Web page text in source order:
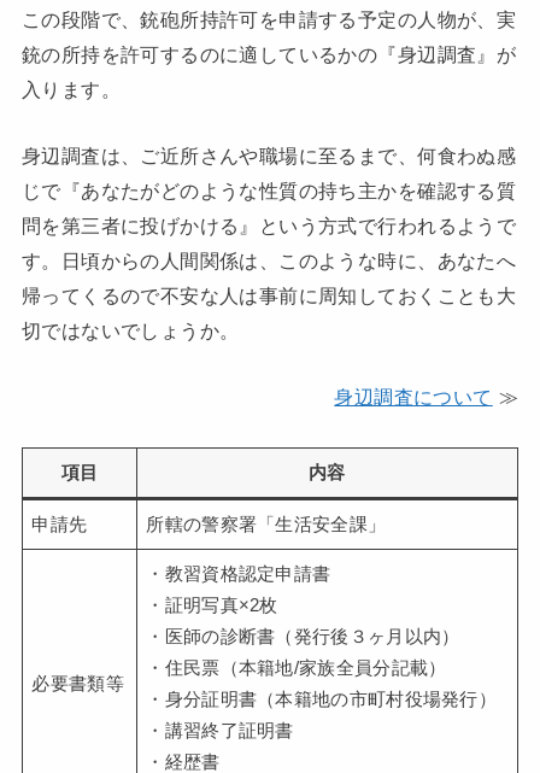
この段階で、銃砲所持許可を申請する予定の人物が、実
銃の所持を許可するのに適しているかの『身辺調査』が
入ります。
身辺調査は、ご近所さんや職場に至るまで、何食わぬ感
じで『あなたがどのような性質の持ち主かを確認する質
問を第三者に投げかける』という方式で行われるようで
す。日頃からの人間関係は、このような時に、あなたへ
帰ってくるので不安な人は事前に周知しておくことも大
切ではないでしょうか。
身辺調査について ≫
項目 内容
申請先 所轄の警察署「生活安全課」
必要書類等
・教習資格認定申請書
・証明写真×2枚
・医師の診断書（発行後３ヶ月以内）
・住民票（本籍地/家族全員分記載）
・身分証明書（本籍地の市町村役場発行）
・講習終了証明書
・経歴書